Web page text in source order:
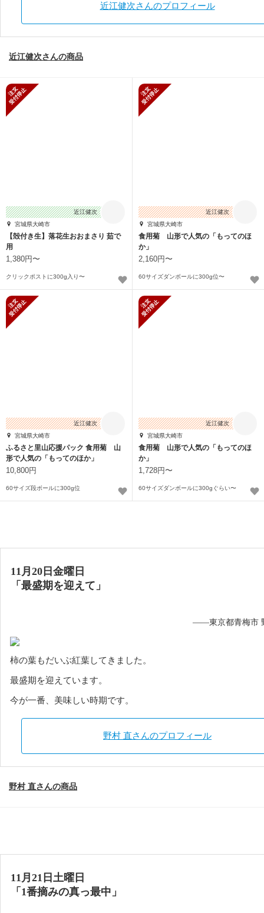
近江健次さんのプロフィール
近江健次さんの商品
近江健次
宮城県大崎市
【殻付き生】落花生おおまさり 茹で
用
1,380円〜
クリックポストに300g入り〜
近江健次
宮城県大崎市
食用菊 山形で人気の「もってのほ
か」
2,160円〜
60サイズダンボールに300g位〜
近江健次
宮城県大崎市
ふるさと里山応援パック 食用菊 山
形で人気の「もってのほか」
10,800円
60サイズ段ボールに300g位
近江健次
宮城県大崎市
食用菊 山形で人気の「もってのほ
か」
1,728円〜
60サイズダンボールに300gぐらい〜
11月20日金曜日
「最盛期を迎えて」
——東京都青梅市
柿の葉もだいぶ紅葉してきました。
最盛期を迎えています。
今が一番、美味しい時期です。
野村 直さんのプロフィール
野村 直さんの商品
11月21日土曜日
「1番摘みの真っ最中」